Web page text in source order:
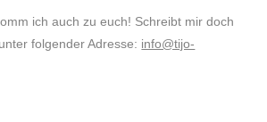
ich auch zu euch! Schreibt mir doch
folgender Adresse: info@tijo-